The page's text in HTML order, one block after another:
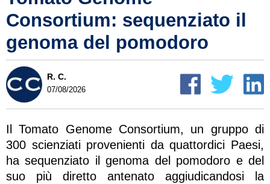
Consortium: sequenziato il
genoma del pomodoro
R. C.
07/08/2026
Il Tomato Genome Consortium, un gruppo di
300 scienziati provenienti da quattordici Paesi,
ha sequenziato il genoma del pomodoro e del
suo più diretto antenato aggiudicandosi la